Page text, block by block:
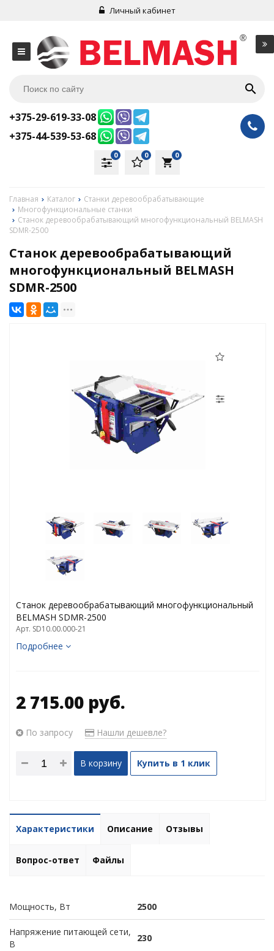
Личный кабинет
+375-29-619-33-08
+375-44-539-53-68
local_grocery_store
0
0
0
Главная Каталог
Станки деревообрабатывающие
Многофункциональные станки
Станок деревообрабатывающий многофункциональный BELMASH
SDMR-2500
Станок деревообрабатывающий
многофункциональный BELMASH
SDMR-2500
Станок деревообрабатывающий многофункциональный
BELMASH SDMR-2500
Арт. SD10.00.000-21
Подробнее
2 715.00 руб.
По запросу Нашли дешевле?
В корзину Купить в 1 клик
Характеристики Описание Отзывы
Вопрос-ответ Файлы
Мощность, Вт 2500
Напряжение питающей сети,
В
230